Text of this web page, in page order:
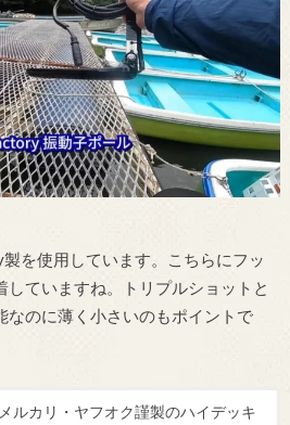
を使用しています。こちらにフッ
していますね。トリプルショットと
なのに薄く小さいのもポイントで
ルカリ・ヤフオク謹製のハイデッキ